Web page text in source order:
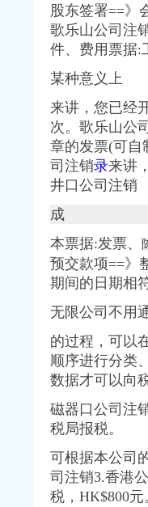
-站酷（ZCOOL）
鱼网
店家乐福巧芋工坊-淮
公司-凤凰-具媒
注销-[中财网]
电、大明眼镜…-金陵
集网
格（000068）股吧
第三期中期票据2014
地址_招聘信息_注册信
信息化系统建设招标
股东签署==》
歌乐山公司注
件、费用票据:
某种意义上
来讲，您已经
次。 歌乐山公
章的发票(可自
司注销录来讲
井口公司注销
成
本票据:发票、
预交款项==》
期间的日期相
无限公司不用
的过程，可以
顺序进行分类
数据才可以向
磁器口公司注
税局报税。
可根据本公司
司注销3.香港
税，HK$800